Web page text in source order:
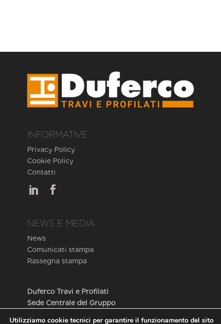
INFORMATIVE
Privacy Policy
Cookie Policy
Contatti
NEWS E MEDIA
News
Comunicati stampa
Rassegna stampa
Duferco Travi e Profilati
Sede Centrale del Gruppo
Utilizziamo cookie tecnici per garantire il funzionamento del sito